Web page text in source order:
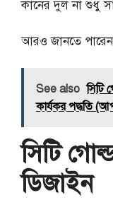
কানের দুল না শুধু
আরও জানতে
See also সিটি
কার্যকর পদ্ধতি
সিটি
ডিজাইন